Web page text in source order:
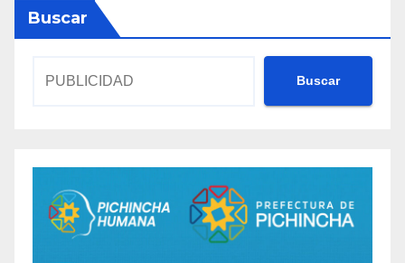
Buscar
Buscar